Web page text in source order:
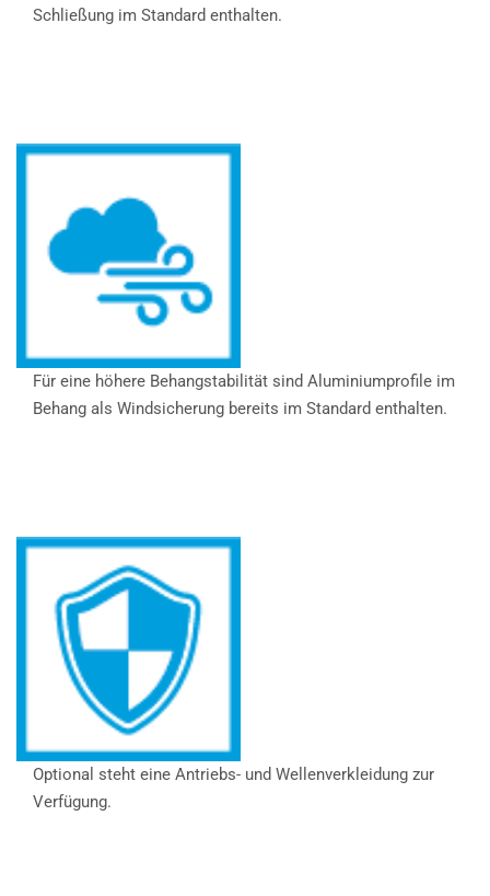
Schließung im Standard enthalten.
Für eine höhere Behangstabilität sind Aluminiumprofile im
Behang als Windsicherung bereits im Standard enthalten.
Optional steht eine Antriebs- und Wellenverkleidung zur
Verfügung.